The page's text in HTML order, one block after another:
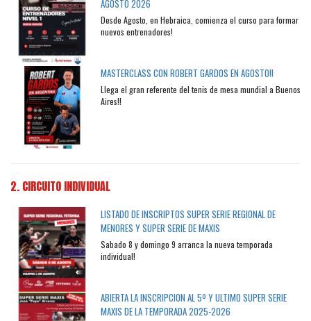
AGOSTO 2026
Desde Agosto, en Hebraica, comienza el curso para formar
nuevos entrenadores!
MASTERCLASS CON ROBERT GARDOS EN AGOSTO!!
Llega el gran referente del tenis de mesa mundial a Buenos
Aires!!
2. CIRCUITO INDIVIDUAL
LISTADO DE INSCRIPTOS SUPER SERIE REGIONAL DE
MENORES Y SUPER SERIE DE MAXIS
Sabado 8 y domingo 9 arranca la nueva temporada
individual!
ABIERTA LA INSCRIPCION AL 5º Y ULTIMO SUPER SERIE
MAXIS DE LA TEMPORADA 2025-2026